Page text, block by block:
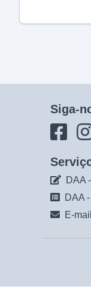
Siga-
DAA
DAA
E-